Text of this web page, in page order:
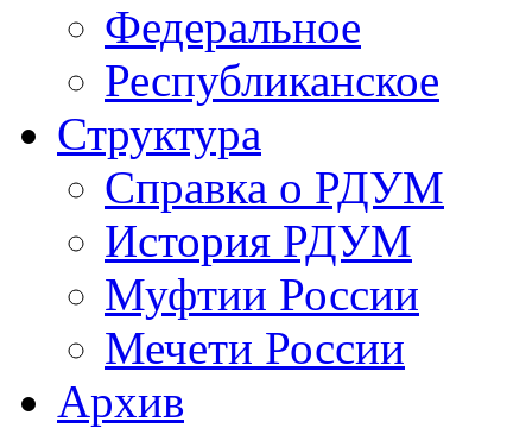
Федеральное
Республиканское
Структура
Справка о РДУМ
История РДУМ
Муфтии России
Мечети России
Архив